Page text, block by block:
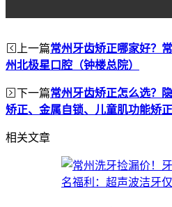
上一篇常州牙齿矫正哪家好？
州北极星口腔（钟楼总院）
下一篇常州牙齿矫正怎么选？
矫正、金属自锁、儿童肌功能矫
相关文章